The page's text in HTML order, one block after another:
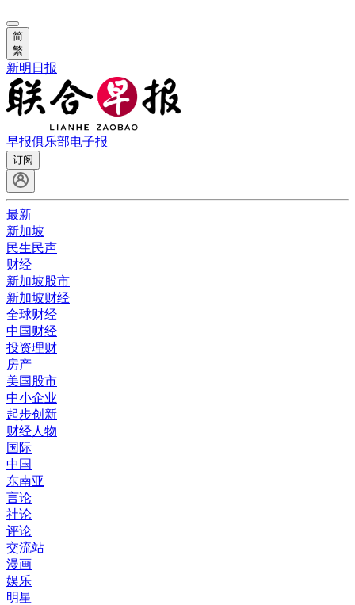
简
繁
新明日报
早报俱乐部电子报
订阅
最新
新加坡
民生民声
财经
新加坡股市
新加坡财经
全球财经
中国财经
投资理财
房产
美国股市
中小企业
起步创新
财经人物
国际
中国
东南亚
言论
社论
评论
交流站
漫画
娱乐
明星